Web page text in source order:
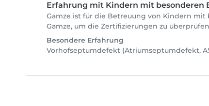
Erfahrung mit Kindern mit besonderen
Gamze ist für die Betreuung von Kindern
Gamze, um die Zertifizierungen zu
Besondere Erfahrung
Vorhofseptumdefekt (Atriumseptumdefekt,